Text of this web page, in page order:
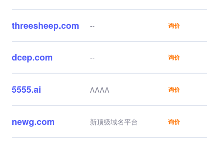
threesheep.com -- 询价
dcep.com -- 询价
5555.ai AAAA 询价
newg.com 新顶级域名平台 询价